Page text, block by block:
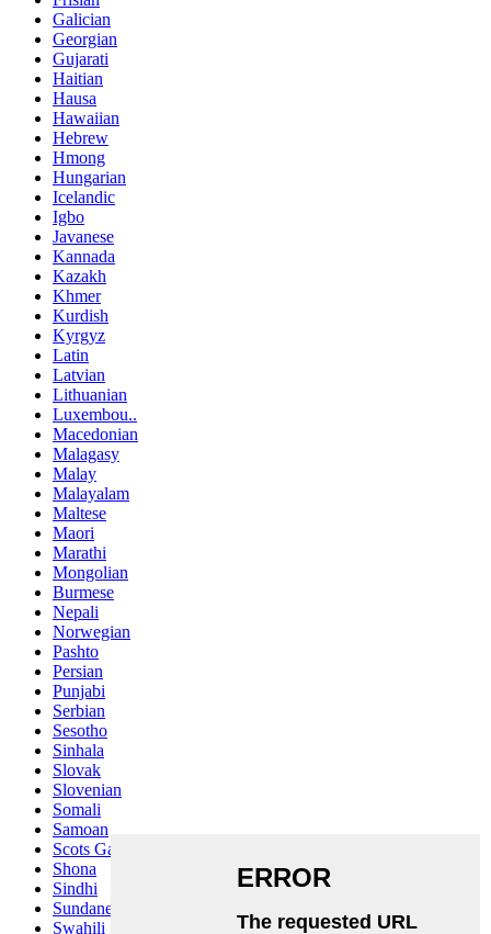
Galician
Georgian
Gujarati
Haitian
Hausa
Hawaiian
Hebrew
Hmong
Hungarian
Icelandic
Igbo
Javanese
Kannada
Kazakh
Khmer
Kurdish
Kyrgyz
Latin
Latvian
Lithuanian
Luxembou..
Macedonian
Malagasy
Malay
Malayalam
Maltese
Maori
Marathi
Mongolian
Burmese
Nepali
Norwegian
Pashto
Persian
Punjabi
Serbian
Sesotho
Sinhala
Slovak
Slovenian
Somali
Samoan
Scots Gaelic
Shona
Sindhi
Sundanese
Swahili